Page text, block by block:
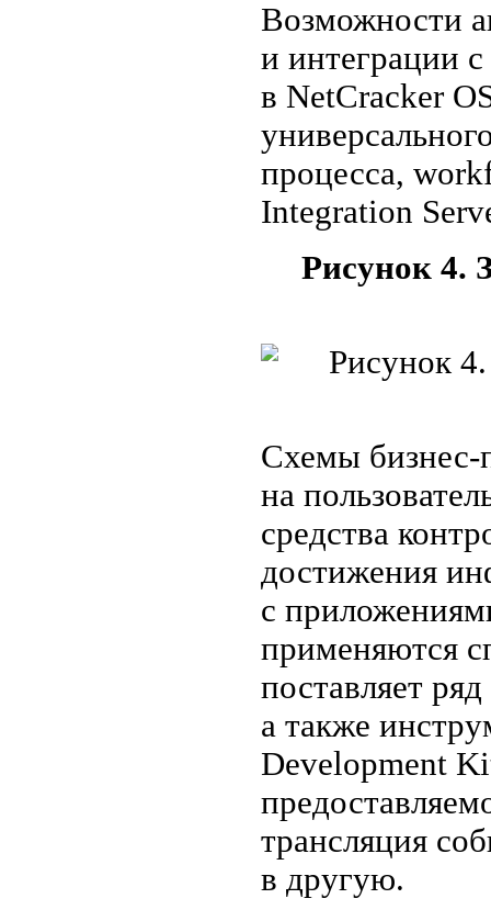
Возможности
и интеграции
в NetCracker
процесса,
Integration
Рисунок 4.
Схемы бизнес-
на
средства
достижения
с
применяются
поставляет
а также
Development
трансляция
в другую.